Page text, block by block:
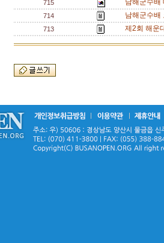
715 남해군수
714 남해군수
713 제2회 해운